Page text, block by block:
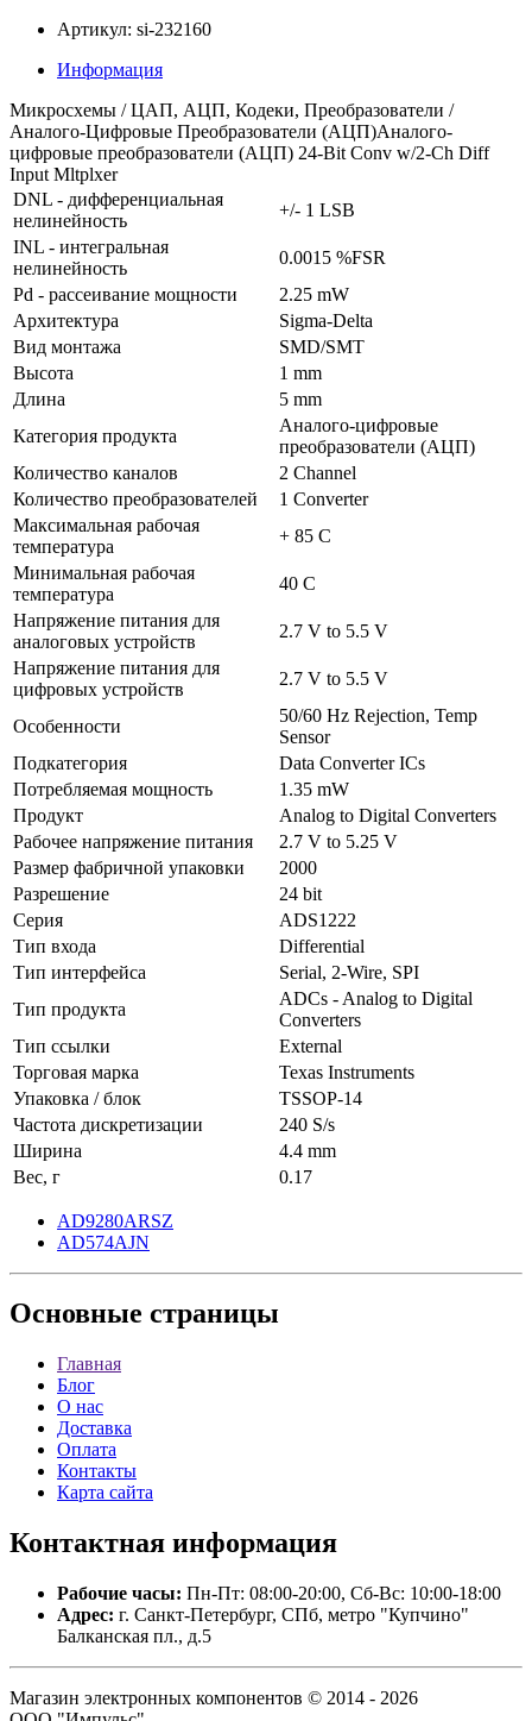
Артикул: si-232160
Информация
Микросхемы / ЦАП, АЦП, Кодеки, Преобразователи /
Аналого-Цифровые Преобразователи (АЦП)Аналого-
цифровые преобразователи (АЦП) 24-Bit Conv w/2-Ch Diff
Input Mltplxer
DNL - дифференциальная
нелинейность
+/- 1 LSB
INL - интегральная
нелинейность
0.0015 %FSR
Pd - рассеивание мощности
2.25 mW
Архитектура
Sigma-Delta
Вид монтажа
SMD/SMT
Высота
1 mm
Длина
5 mm
Категория продукта
Аналого-цифровые
преобразователи (АЦП)
Количество каналов
2 Channel
Количество преобразователей
1 Converter
Максимальная рабочая
температура
+ 85 C
Минимальная рабочая
температура
40 C
Напряжение питания для
аналоговых устройств
2.7 V to 5.5 V
Напряжение питания для
цифровых устройств
2.7 V to 5.5 V
Особенности
50/60 Hz Rejection, Temp
Sensor
Подкатегория
Data Converter ICs
Потребляемая мощность
1.35 mW
Продукт
Analog to Digital Converters
Рабочее напряжение питания
2.7 V to 5.25 V
Размер фабричной упаковки
2000
Разрешение
24 bit
Серия
ADS1222
Тип входа
Differential
Тип интерфейса
Serial, 2-Wire, SPI
Тип продукта
ADCs - Analog to Digital
Converters
Тип ссылки
External
Торговая марка
Texas Instruments
Упаковка / блок
TSSOP-14
Частота дискретизации
240 S/s
Ширина
4.4 mm
Вес, г
0.17
AD9280ARSZ
AD574AJN
Основные страницы
Главная
Блог
О нас
Доставка
Оплата
Контакты
Карта сайта
Контактная информация
Рабочие часы: Пн-Пт: 08:00-20:00, Сб-Вс: 10:00-18:00
Адрес: г. Санкт-Петербург, СПб, метро "Купчино"
Балканская пл., д.5
Магазин электронных компонентов © 2014 - 2026